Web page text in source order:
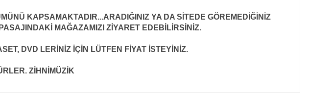
KAPSAMAKTADIR...ARADIĞINIZ YA DA SİTEDE GÖREMEDİĞİNİZ
MAĞAZAMIZI ZİYARET EDEBİLİRSİNİZ.
DVD LERİNİZ İÇİN LÜTFEN FİYAT İSTEYİNİZ.
ZİHNİMÜZİK